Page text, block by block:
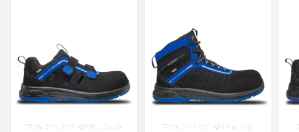
TRON S1PS ESD NM Blue Sandal TRON S1PS ESD NM Blue High